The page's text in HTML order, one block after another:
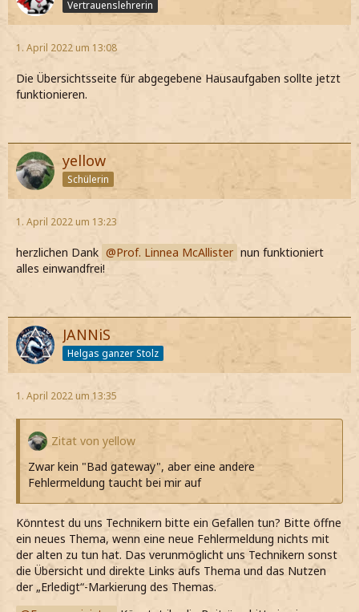
Vertrauenslehrerin
1. April 2022 um 13:08
Die Übersichtsseite für abgegebene Hausaufgaben sollte jetzt
funktionieren.
yellow
Schülerin
1. April 2022 um 13:23
herzlichen Dank Prof. Linnea McAllister nun funktioniert
alles einwandfrei!
JANNiS
Helgas ganzer Stolz
1. April 2022 um 13:35
Zitat von yellow
Zwar kein "Bad gateway", aber eine andere
Fehlermeldung taucht bei mir auf
Könntest du uns Technikern bitte ein Gefallen tun? Bitte öffne
ein neues Thema, wenn eine neue Fehlermeldung nichts mit
der alten zu tun hat. Das verunmöglicht uns Technikern sonst
die Übersicht und direkte Links aufs Thema und das Nutzen
der „Erledigt“-Markierung des Themas.